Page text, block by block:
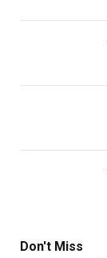
Don't Miss